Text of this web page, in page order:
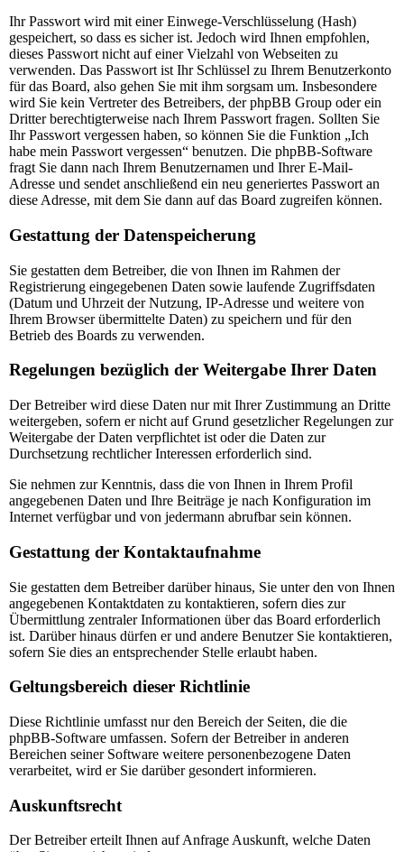
Ihr Passwort wird mit einer Einwege-Verschlüsselung (Hash)
gespeichert, so dass es sicher ist. Jedoch wird Ihnen empfohlen,
dieses Passwort nicht auf einer Vielzahl von Webseiten zu
verwenden. Das Passwort ist Ihr Schlüssel zu Ihrem Benutzerkonto
für das Board, also gehen Sie mit ihm sorgsam um. Insbesondere
wird Sie kein Vertreter des Betreibers, der phpBB Group oder ein
Dritter berechtigterweise nach Ihrem Passwort fragen. Sollten Sie
Ihr Passwort vergessen haben, so können Sie die Funktion „Ich
habe mein Passwort vergessen“ benutzen. Die phpBB-Software
fragt Sie dann nach Ihrem Benutzernamen und Ihrer E-Mail-
Adresse und sendet anschließend ein neu generiertes Passwort an
diese Adresse, mit dem Sie dann auf das Board zugreifen können.
Gestattung der Datenspeicherung
Sie gestatten dem Betreiber, die von Ihnen im Rahmen der
Registrierung eingegebenen Daten sowie laufende Zugriffsdaten
(Datum und Uhrzeit der Nutzung, IP-Adresse und weitere von
Ihrem Browser übermittelte Daten) zu speichern und für den
Betrieb des Boards zu verwenden.
Regelungen bezüglich der Weitergabe Ihrer Daten
Der Betreiber wird diese Daten nur mit Ihrer Zustimmung an Dritte
weitergeben, sofern er nicht auf Grund gesetzlicher Regelungen zur
Weitergabe der Daten verpflichtet ist oder die Daten zur
Durchsetzung rechtlicher Interessen erforderlich sind.
Sie nehmen zur Kenntnis, dass die von Ihnen in Ihrem Profil
angegebenen Daten und Ihre Beiträge je nach Konfiguration im
Internet verfügbar und von jedermann abrufbar sein können.
Gestattung der Kontaktaufnahme
Sie gestatten dem Betreiber darüber hinaus, Sie unter den von Ihnen
angegebenen Kontaktdaten zu kontaktieren, sofern dies zur
Übermittlung zentraler Informationen über das Board erforderlich
ist. Darüber hinaus dürfen er und andere Benutzer Sie kontaktieren,
sofern Sie dies an entsprechender Stelle erlaubt haben.
Geltungsbereich dieser Richtlinie
Diese Richtlinie umfasst nur den Bereich der Seiten, die die
phpBB-Software umfassen. Sofern der Betreiber in anderen
Bereichen seiner Software weitere personenbezogene Daten
verarbeitet, wird er Sie darüber gesondert informieren.
Auskunftsrecht
Der Betreiber erteilt Ihnen auf Anfrage Auskunft, welche Daten